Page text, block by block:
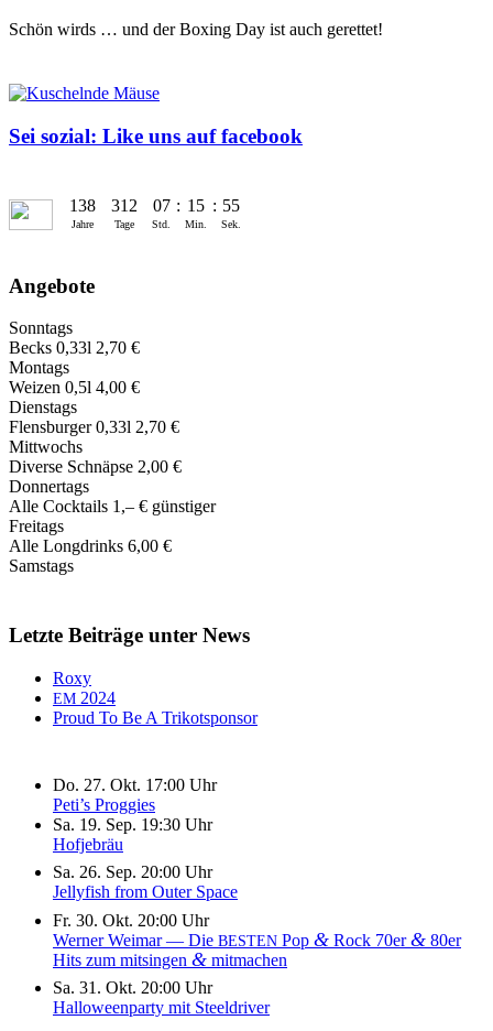
Schön wirds … und der Box­ing Day ist auch gerettet!
Sei sozial: Like uns auf facebook
138 312 07 : 15 : 55
Jahre Tage Std. Min. Sek.
Angebote
Sonntags
Becks 0,33l 2,70 €
Montags
Weizen 0,5l 4,00 €
Dienstags
Flensburger 0,33l 2,70 €
Mittwochs
Diverse Schnäpse 2,00 €
Donnertags
Alle Cocktails 1,‒ € günstiger
Freitags
Alle Longdrinks 6,00 €
Samstags
Letzte Beiträge unter News
Roxy
EM 2024
Proud To Be A Trikotsponsor
Do. 27. Okt. 17:00 Uhr
Peti’s Proggies
Sa. 19. Sep. 19:30 Uhr
Hofjebräu
Sa. 26. Sep. 20:00 Uhr
Jellyfish from Outer Space
Fr. 30. Okt. 20:00 Uhr
Werner Weimar — Die BESTEN Pop & Rock 70er& 80er
Hits zum mitsingen & mitmachen
Sa. 31. Okt. 20:00 Uhr
Halloweenparty mit Steeldriver